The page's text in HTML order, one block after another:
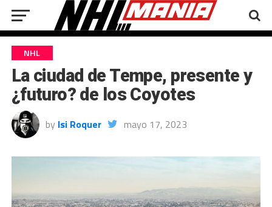
NHL
La ciudad de Tempe, presente y
¿futuro? de los Coyotes
by Isi Roquer mayo 17, 2023